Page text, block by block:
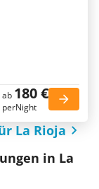
ab 180 €
perNight
La Rioja
in La